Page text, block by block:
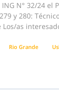
N° 32/24
y 280:
Los/as
Rio Grande